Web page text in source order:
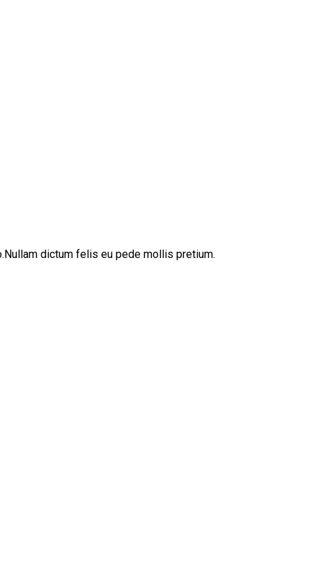
dictum felis eu pede mollis pretium.